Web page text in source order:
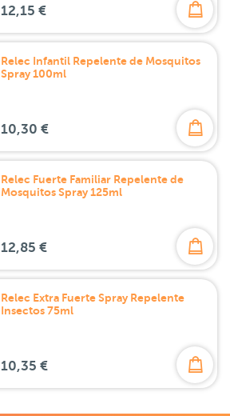
12,15 €
Relec Infantil Repelente de Mosquitos
Spray 100ml
10,30 €
Relec Fuerte Familiar Repelente de
Mosquitos Spray 125ml
12,85 €
Relec Extra Fuerte Spray Repelente
Insectos 75ml
10,35 €